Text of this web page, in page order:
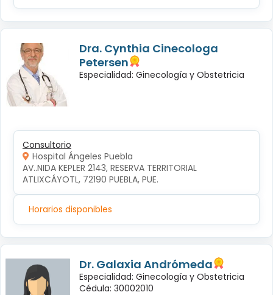
Dra. Cynthia Cinecologa
Petersen
Especialidad: Ginecología y Obstetricia
Consultorio
Hospital Ángeles Puebla
AV..NIDA KEPLER 2143, RESERVA TERRITORIAL
ATLIXCÁYOTL, 72190 PUEBLA, PUE.
Horarios disponibles
Dr. Galaxia Andrómeda
Especialidad: Ginecología y Obstetricia
Cédula: 30002010